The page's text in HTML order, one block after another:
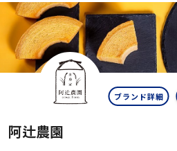
ブランド詳細
阿辻農園